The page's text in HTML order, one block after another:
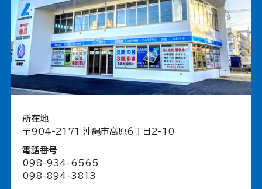
所在地
〒904-2171 沖縄市高原6丁目2-10
電話番号
098-934-6565
098-894-3813